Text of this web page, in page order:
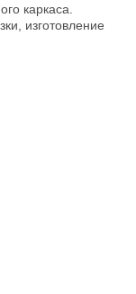
каркаса.
изготовление